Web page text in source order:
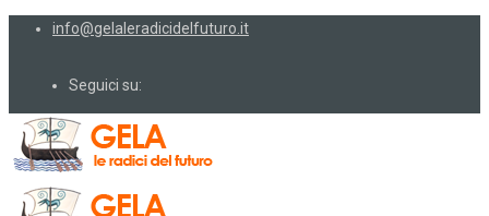
info@gelaleradicidelfuturo.it
Seguici su: